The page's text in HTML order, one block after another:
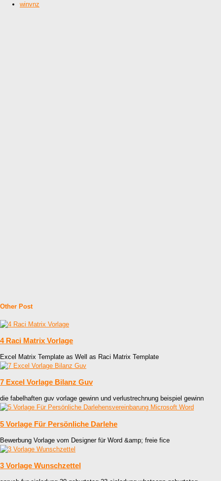
winvnz
Other Post
4 Raci Matrix Vorlage
Excel Matrix Template as Well as Raci Matrix Template
7 Excel Vorlage Bilanz Guv
die fabelhaften guv vorlage gewinn und verlustrechnung beispiel gewinn
5 Vorlage Für Persönliche Darlehe
Bewerbung Vorlage vom Designer für Word &amp; freie fice
3 Vorlage Wunschzettel